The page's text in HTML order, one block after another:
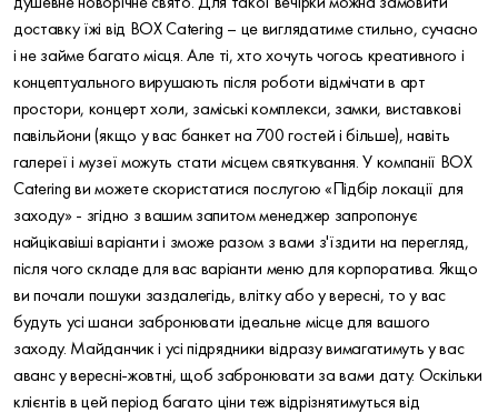
доставку їжі від BOX Catering – це виглядатиме стильно, сучасно
і не займе багато місця. Але ті, хто хочуть чогось креативного і
концептуального вирушають після роботи відмічати в арт
простори, концерт холи, заміські комплекси, замки, виставкові
павільйони (якщо у вас банкет на 700 гостей і більше), навіть
галереї і музеї можуть стати місцем святкування. У компанії BOX
Catering ви можете скористатися послугою «Підбір локації для
заходу» - згідно з вашим запитом менеджер запропонує
найцікавіші варіанти і зможе разом з вами з'їздити на перегляд,
після чого складе для вас варіанти меню для корпоратива. Якщо
ви почали пошуки заздалегідь, влітку або у вересні, то у вас
будуть усі шанси забронювати ідеальне місце для вашого
заходу. Майданчик і усі підрядники відразу вимагатимуть у вас
аванс у вересні-жовтні, щоб забронювати за вами дату. Оскільки
клієнтів в цей період багато ціни теж відрізнятимуться від